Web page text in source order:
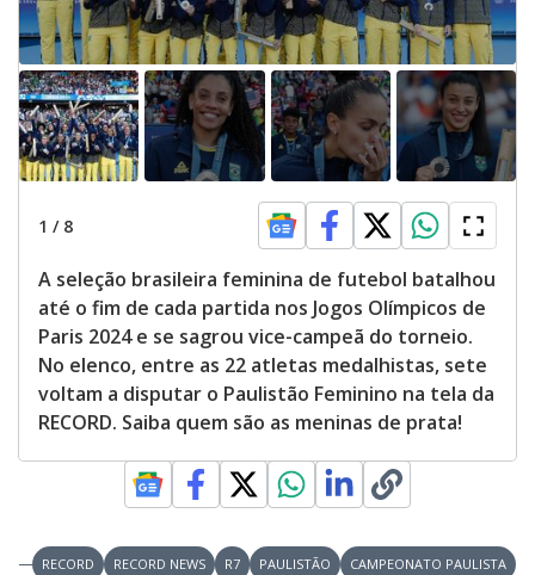
1 / 8
A seleção brasileira feminina de futebol batalhou
até o fim de cada partida nos Jogos Olímpicos de
Paris 2024 e se sagrou vice-campeã do torneio.
No elenco, entre as 22 atletas medalhistas, sete
voltam a disputar o Paulistão Feminino na tela da
RECORD. Saiba quem são as meninas de prata!
RECORD RECORD NEWS R7 PAULISTÃO
CAMPEONATO PAULISTA